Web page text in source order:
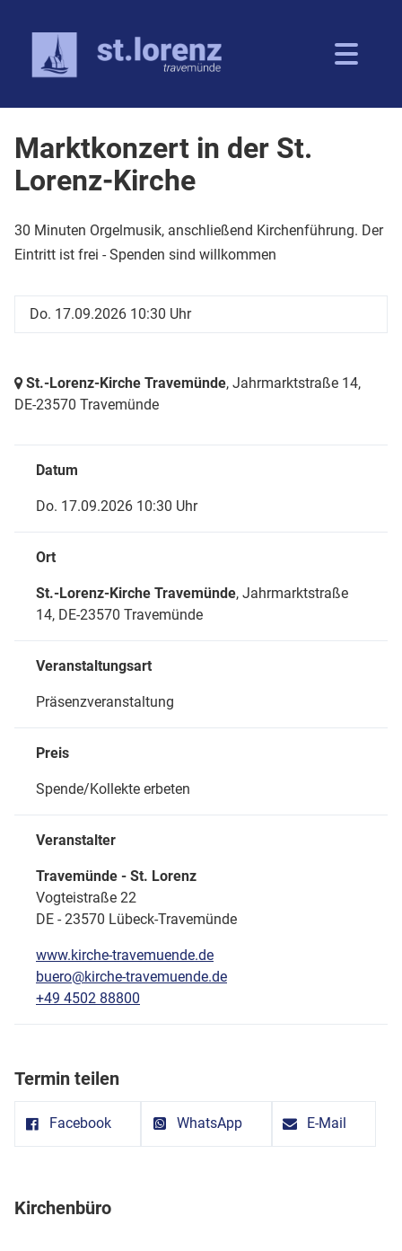
Marktkonzert in der St.
Lorenz-Kirche
30 Minuten Orgelmusik, anschließend Kirchenführung. Der
Eintritt ist frei - Spenden sind willkommen
Do. 17.09.2026 10:30 Uhr
St.-Lorenz-Kirche Travemünde, Jahrmarktstraße 14,
DE-23570 Travemünde
Datum
Do. 17.09.2026 10:30 Uhr
Ort
St.-Lorenz-Kirche Travemünde, Jahrmarktstraße
14, DE-23570 Travemünde
Veranstaltungsart
Präsenzveranstaltung
Preis
Spende/Kollekte erbeten
Veranstalter
Travemünde - St. Lorenz
Vogteistraße 22
DE - 23570 Lübeck-Travemünde
www.kirche-travemuende.de
buero@kirche-travemuende.de
+49 4502 88800
Termin teilen
Facebook WhatsApp E-Mail
Kirchenbüro